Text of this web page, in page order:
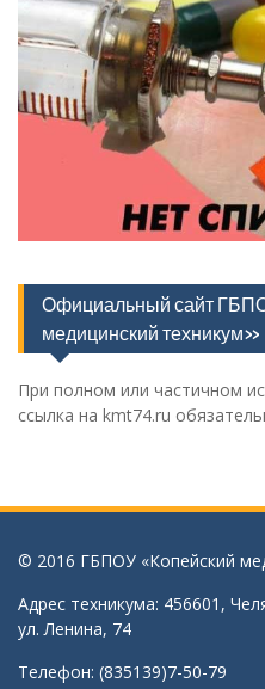
Официальный сайт
медицинский техникум»
При полном или частичном
ссылка на kmt74.ru
© 2016 ГБПОУ «Копейский
Адрес техникума: 456601,
ул. Ленина, 74
Телефон: (835139)7-50-79